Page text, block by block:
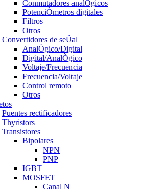
Conmutadores analÒgicos
PotenciÒmetros digitales
Filtros
Otros
Convertidores de seÛal
AnalÒgico/Digital
Digital/AnalÒgico
Voltaje/Frecuencia
Frecuencia/Voltaje
Control remoto
Otros
Puentes rectificadores
Thyristors
Transistores
Bipolares
NPN
PNP
IGBT
MOSFET
Canal N